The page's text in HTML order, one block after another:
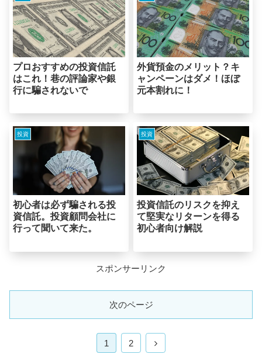
プロおすすめの投資信託
はこれ！巷の評論家や銀
行に騙されないで
外貨預金のメリット？キ
ャンペーンはダメ！ほぼ
元本割れに！
投資
初心者は必ず騙される投
資信託。投資顧問会社に
行って聞いて来た。
投資
投資信託のリスクを抑え
て堅実なリターンを得る
初心者向け解説
スポンサーリンク
次のページ
1 2
次